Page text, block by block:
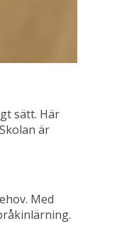
sätt. Här
är
Med